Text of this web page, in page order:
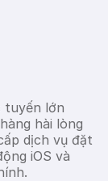
tuyến lớn
hài lòng
dịch vụ đặt
iOS và